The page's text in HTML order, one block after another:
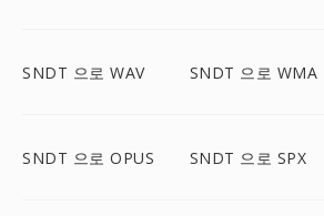
SNDT 으로 WAV SNDT 으로 WMA
SNDT 으로 OPUS SNDT 으로 SPX